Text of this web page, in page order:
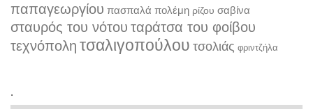
παπαγεωργίου πασπαλά πολέμη ρίζου σαβίνα
σταυρός του νότου ταράτσα του φοίβου
τεχνόπολη τσαλιγοπούλου τσολιάς φριντζήλα
.